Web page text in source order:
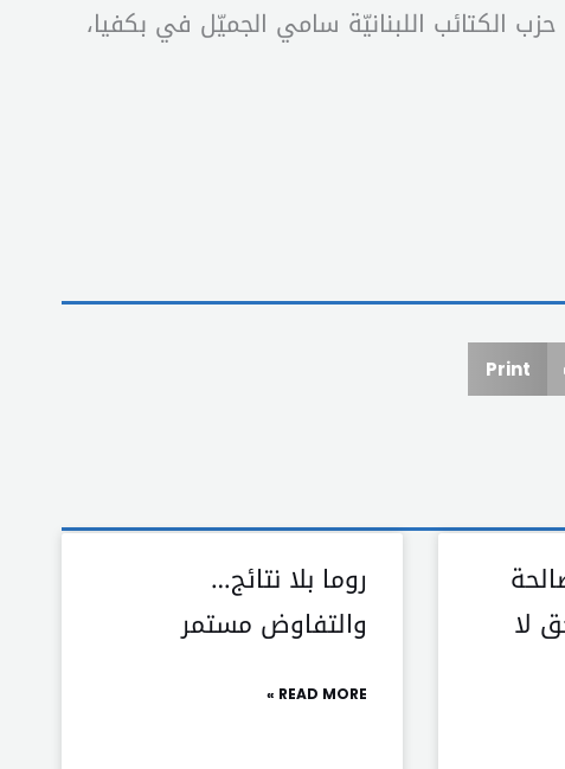
الكتائب اللبنانيّة سامي الجميّل في بكفيا،
Print
لا
روما بلا نتائج…
والتفاوض مستمر
READ MORE »